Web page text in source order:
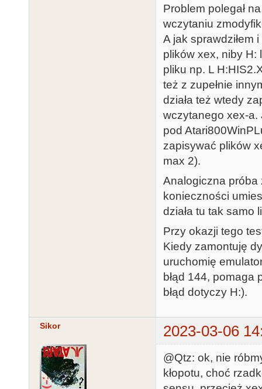
Problem polegał
wczytaniu
A jak sprawdziłem
plików xex, niby H:
pliku np. L
też z zupełnie
działa też wtedy
wczytanego xex-a.
pod
zapisywać plików
max 2).
Analogiczna próba
konieczności
działa tu tak samo
Przy okazji tego
Kiedy zamontuję
uruchomię
błąd 144, pomaga
błąd dotyczy H:).
Sikor 2023-03-06
@Qtz: ok, nie
kłopotu, choć